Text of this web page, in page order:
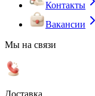
Контакты
Вакансии
Мы на связи
Доставка